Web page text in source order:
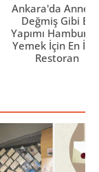
Ankara'da Anne
Değmiş Gibi Ev
Yapımı
Yemek İçin En İyi
Restoran